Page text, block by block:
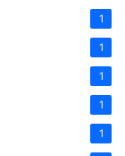
1
1
1
1
1